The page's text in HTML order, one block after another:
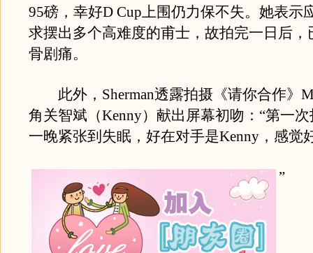
95磅，幸好D Cup上围仍力保不失。她表示
求摆出多个高难度的甫士，故拍完一日后，
骨剧痛。
此外，Sherman透露拍摄《请你合作》
角关智斌（Kenny）献出屏幕初吻：“第一
一晚紧张到失眠，好在对手是Kenny，感觉
”